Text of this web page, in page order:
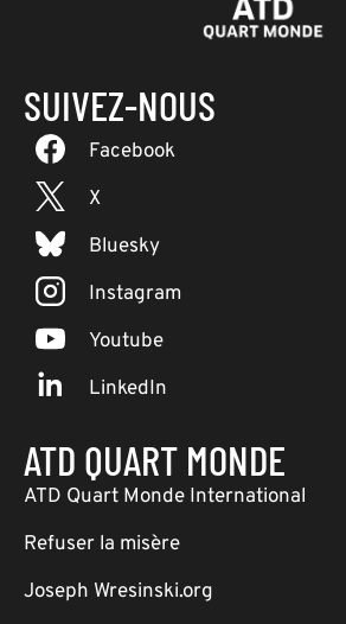
SUIVEZ-NOUS
Facebook
X
Bluesky
Instagram
Youtube
LinkedIn
ATD QUART MONDE
ATD Quart Monde International
Refuser la misère
Joseph Wresinski.org